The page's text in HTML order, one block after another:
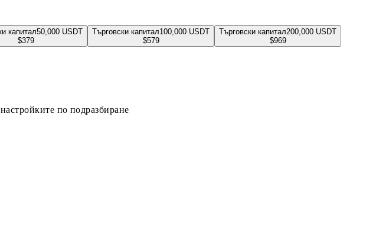
капитал50,000 USDT
$379
Търговски капитал100,000 USDT
$579
Търговски капитал200,000 USDT
$969
по подразбиране